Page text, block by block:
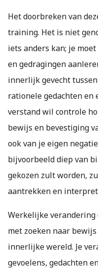
Het doorbreken van
training. Het is niet
iets anders kan; je
en gedragingen
innerlijk gevecht
rationele gedachten en
verstand wil controle
bewijs en bevestiging
ook van je eigen
bijvoorbeeld diep van
gekozen zult worden,
aantrekken en
Werkelijke
met zoeken naar
innerlijke wereld. Je
gevoelens, gedachten